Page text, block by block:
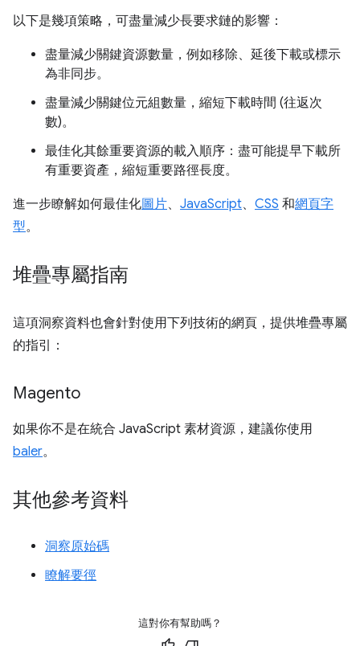
以下是幾項策略，可盡量減少長要求鏈的影響：
盡量減少關鍵資源數量，例如移除、延後下載或標示
為非同步。
盡量減少關鍵位元組數量，縮短下載時間 (往返次
數)。
最佳化其餘重要資源的載入順序：盡可能提早下載所
有重要資產，縮短重要路徑長度。
進一步瞭解如何最佳化圖片、 JavaScript、 CSS 和網頁字
型。
堆疊專屬指南
這項洞察資料也會針對使用下列技術的網頁，提供堆疊專屬
的指引：
Magento
如果你不是在統合 JavaScript 素材資源，建議你使用
baler。
其他參考資料
洞察原始碼
瞭解要徑
這對你有幫助嗎？